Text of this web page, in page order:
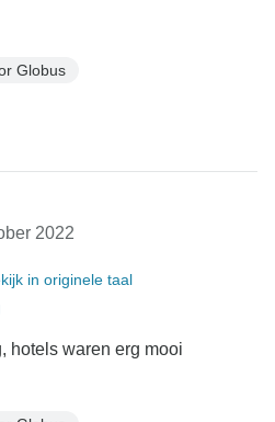
Globus
2022
in originele taal
hotels waren erg mooi